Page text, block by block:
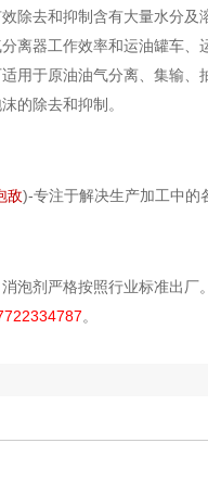
去和抑制含有大量水分及
离器工作效率和运油罐车
用于原油油气分离、集输
的除去和抑制。
敌)-专注于解决生产加工中的
剂严格按照行业标准出厂
。